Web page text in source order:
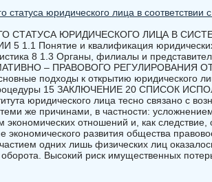
статуса юридического лица в соответствии
СТАТУСА ЮРИДИЧЕСКОГО ЛИЦА В
1.1 Понятие и квалификация
8 1.3 Органы, филиалы и
– ПРАВОВОГО РЕГУЛИРОВАНИЯ
подходы к открытию юридического
15 ЗАКЛЮЧЕНИЕ 20 СПИСОК
юридического лица тесно связано с
же причинами, в частности:
экономических отношений и, как следствие,
развития общества
одних лишь физических лиц
Высокий риск имущественных